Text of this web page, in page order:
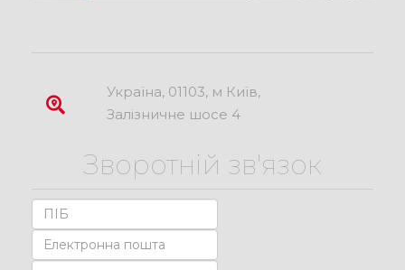
Україна, 01103, м Київ,
Залізничне шосе 4
Зворотній зв'язок